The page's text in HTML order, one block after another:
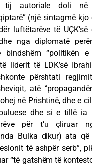
tij autoriale doli në
(një sintagmë kjo
luftëtarëve të UÇK’së
nga diplomatë
“politikën
liderit të LDK’së
përshtati
atë
në Prishtinë, dhe e
dhe si e tillë ia
për t’u çliruar
Bulka dikur) ata
të ashpër serb”,
“të gatshëm të